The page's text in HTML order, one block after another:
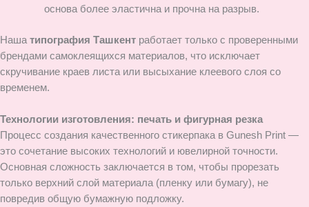
основа более эластична и прочна на разрыв.
Наша типография Ташкент работает только с проверенными
брендами самоклеящихся материалов, что исключает
скручивание краев листа или высыхание клеевого слоя со
временем.
Технологии изготовления: печать и фигурная резка
Процесс создания качественного стикерпака в Gunesh Print —
это сочетание высоких технологий и ювелирной точности.
Основная сложность заключается в том, чтобы прорезать
только верхний слой материала (пленку или бумагу), не
повредив общую бумажную подложку.